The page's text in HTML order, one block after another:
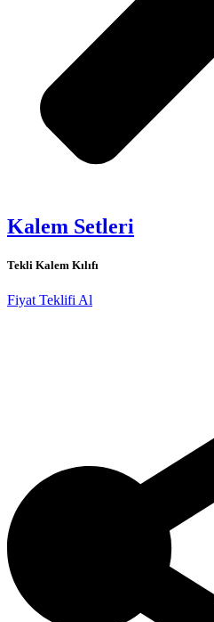
Kalem Setleri
Tekli Kalem Kılıfı
Fiyat Teklifi Al